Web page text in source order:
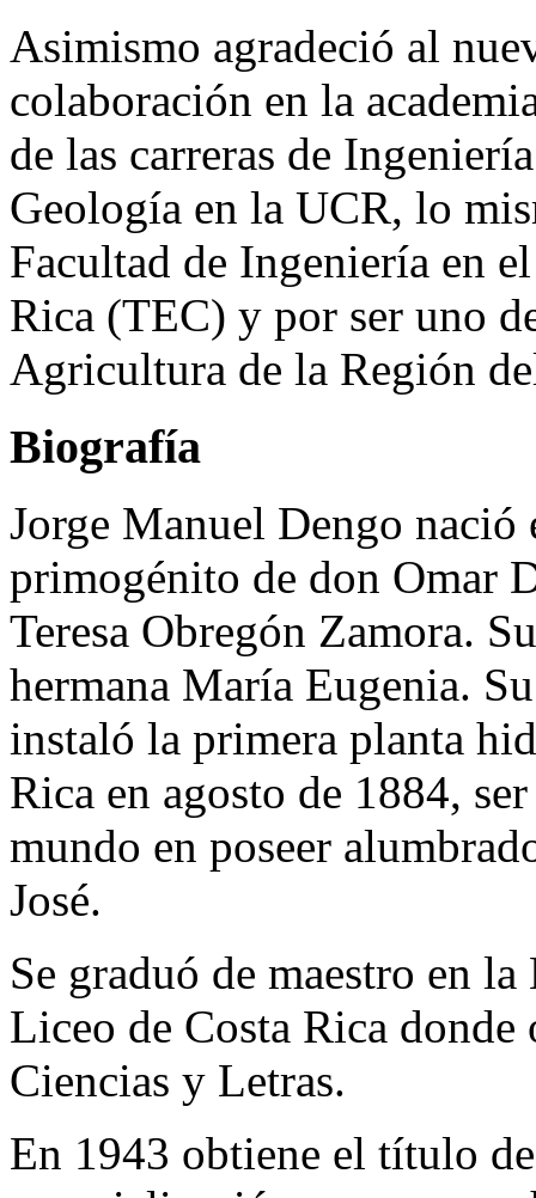
Asimismo agradeció al
colaboración en la
de las carreras de
Geología en la UCR, lo
Facultad de Ingeniería en
Rica (TEC) y por ser uno
Agricultura de la Región
Biografía
Jorge Manuel Dengo
primogénito de don Omar
Teresa Obregón Zamora.
hermana María Eugenia.
instaló la primera planta
Rica en agosto de 1884,
mundo en poseer
José.
Se graduó de maestro en
Liceo de Costa Rica
Ciencias y Letras.
En 1943 obtiene el título